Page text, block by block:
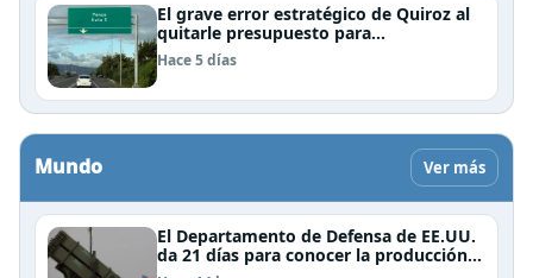
El grave error estratégico de Quiroz al
quitarle presupuesto para
infraestructura vial del Biobío
Hace 5 días
Mundo Ver más
El Departamento de Defensa de EE.UU.
da 21 días para conocer la producción y